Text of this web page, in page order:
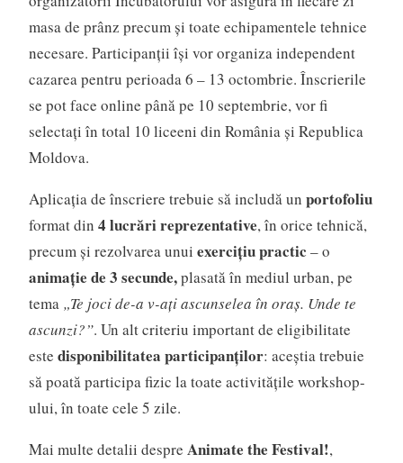
masa de prânz precum și toate echipamentele tehnice
necesare. Participanții își vor organiza independent
cazarea pentru perioada 6 – 13 octombrie. Înscrierile
se pot face online până pe 10 septembrie, vor fi
selectați în total 10 liceeni din România și Republica
Moldova.
Aplicația de înscriere trebuie să includă un portofoliu
format din 4 lucrări reprezentative, în orice tehnică,
precum și rezolvarea unui exercițiu practic – o
animație de 3 secunde,plasată în mediul urban, pe
tema „Te joci de-a v-ați ascunselea în oraș. Unde te
ascunzi?”. Un alt criteriu important de eligibilitate
este disponibilitatea participanților: aceștia trebuie
să poată participa fizic la toate activitățile workshop-
ului, în toate cele 5 zile.
Mai multe detalii despre Animate the Festival!,